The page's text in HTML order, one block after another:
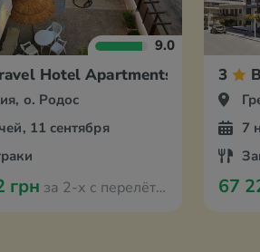
9.0
Hotel Apartments
о. Родос
11 сентября
грн за 2-х с перелётом из Ганновера
3
7
67